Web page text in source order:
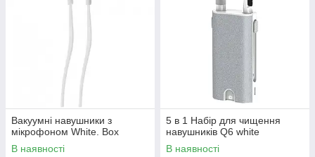
Вакуумні навушники з
мікрофоном White. Box
В наявності
5 в 1 Набір для чищення
навушників Q6 white
В наявності